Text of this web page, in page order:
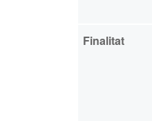
Finalitat